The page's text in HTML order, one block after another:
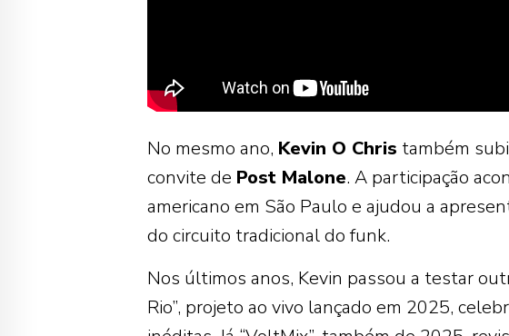
No mesmo ano, Kevin O Chris também
convite de Post Malone. A participação
americano em São Paulo e ajudou a
do circuito tradicional do funk.
Nos últimos anos, Kevin passou a testar
Rio”, projeto ao vivo lançado em 2025,